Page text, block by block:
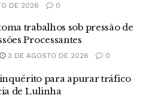
DE 2026
0
trabalhos sob pressão de
Processantes
3 DE AGOSTO DE 2026 0
para apurar tráfico
de Lulinha